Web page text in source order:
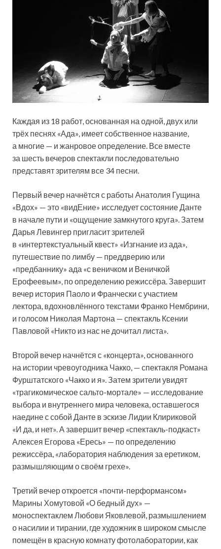
Каждая из 18 работ, основанная на одной, двух или
трёх песнях «Ада», имеет собственное название,
а многие — и жанровое определение. Все вместе
за шесть вечеров спектакли последовательно
представят зрителям все 34 песни.
Первый вечер начнётся с работы Анатолия Гущина
«Вдох» — это «видЕние» исследует состояние Данте
в начале пути и «ощущение замкнутого круга». Затем
Дарья Левингер пригласит зрителей
в «интертекстуальный квест» «Изгнание из ада»,
путешествие по лимбу — преддверию или
«предбаннику» ада «с веничком и Веничкой
Ерофеевым», по определению режиссёра. Завершит
вечер история Паоло и Франчески с участием
лектора, вдохновлённого текстами Франко Нембрини,
и голосом Николая Мартона — спектакль Ксении
Павловой «Никто из нас не дочитал листа».
Второй вечер начнётся с «концерта», основанного
на истории чревоугодника Чакко, — спектакля Романа
Фурштатского «Чакко и я». Затем зрители увидят
«трагикомическое сальто-мортале» — исследование
выбора и внутреннего мира человека, оставшегося
наедине с собой Данте в эскизе Лидии Клириковой
«И да, и нет». А завершит вечер «спектакль-подкаст»
Алексея Егорова «Ересь» — по определению
режиссёра, «лаборатория наблюдения за еретиком,
размышляющим о своём грехе».
Третий вечер откроется «почти-перформансом»
Марины Хомутовой «О бедный дух» —
моноспектаклем Любови Яковлевой, размышлением
о насилии и тирании, где художник в широком смысле
помещён в красную комнату фотолаборатории, как